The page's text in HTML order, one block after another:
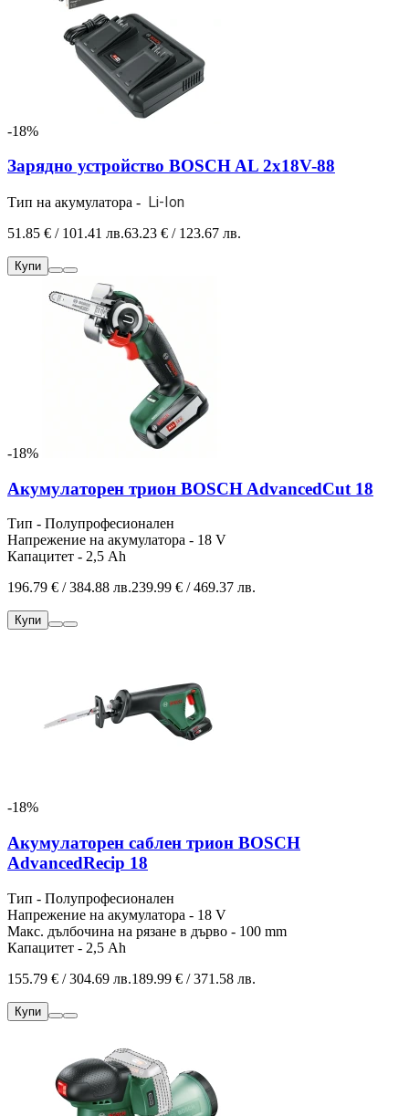
-18%
Зарядно устройство BOSCH AL 2x18V-88
Тип на акумулатора - Li-Ion
51.85 € / 101.41 лв.63.23 € / 123.67 лв.
Купи
-18%
Акумулаторен трион BOSCH AdvancedCut 18
Тип - Полупрофесионален
Напрежение на акумулатора - 18 V
Капацитет - 2,5 Ah
196.79 € / 384.88 лв.239.99 € / 469.37 лв.
Купи
-18%
Акумулаторен саблен трион BOSCH
AdvancedRecip 18
Тип - Полупрофесионален
Напрежение на акумулатора - 18 V
Макс. дълбочина на рязане в дърво - 100 mm
Капацитет - 2,5 Ah
155.79 € / 304.69 лв.189.99 € / 371.58 лв.
Купи